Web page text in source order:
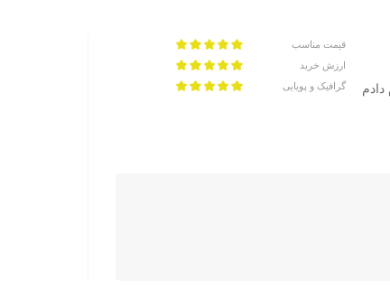
دادم
قیمت مناسب
ارزش خرید
گرافیک و پویایی